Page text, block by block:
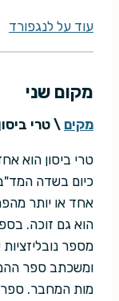
עוד על לנגפורד
מקום שני
מקים \ טרי
טרי ביסון הוא
כיום בשדה
אחד או יותר
הוא גם זוכה.
מספר
ומשכתב ספר